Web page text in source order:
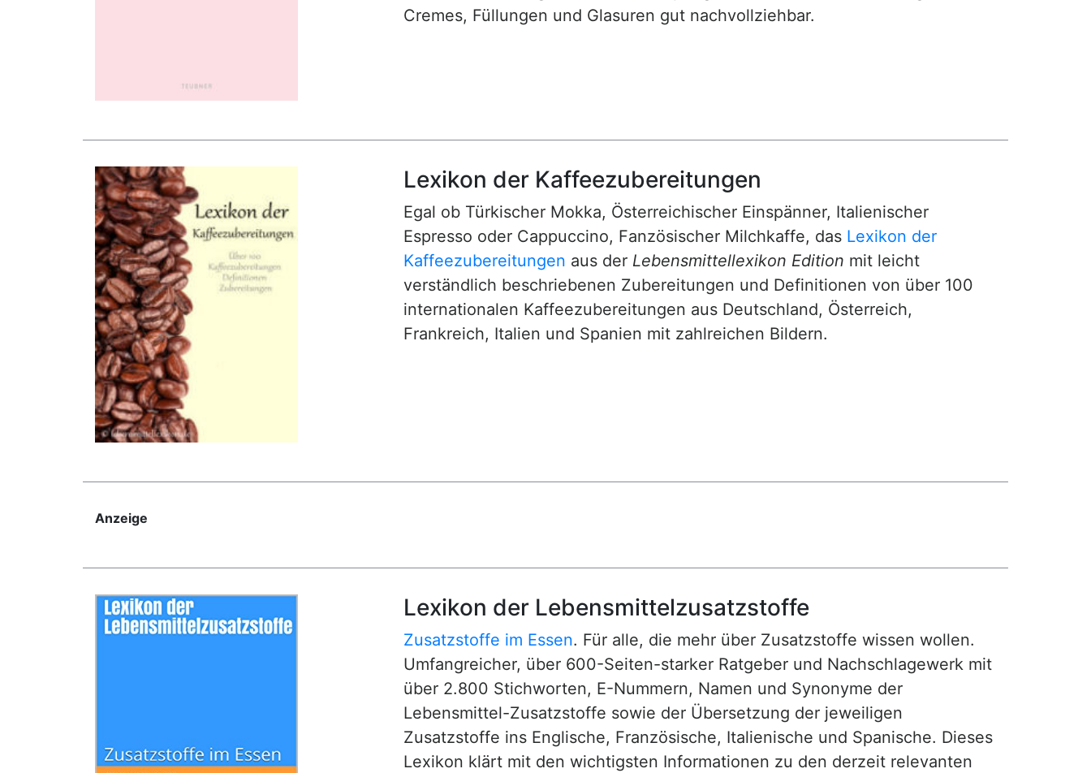
Cremes, Füllungen und Glasuren gut nachvollziehbar.
Lexikon der Kaffeezubereitungen
Egal ob Türkischer Mokka, Österreichischer Einspänner, Italienischer
Espresso oder Cappuccino, Fanzösischer Milchkaffe, das Lexikon der
Kaffeezubereitungen aus der Lebensmittellexikon Edition mit leicht
verständlich beschriebenen Zubereitungen und Definitionen von über 100
internationalen Kaffeezubereitungen aus Deutschland, Österreich,
Frankreich, Italien und Spanien mit zahlreichen Bildern.
Anzeige
Lexikon der Lebensmittelzusatzstoffe
Zusatzstoffe im Essen. Für alle, die mehr über Zusatzstoffe wissen wollen.
Umfangreicher, über 600-Seiten-starker Ratgeber und Nachschlagewerk mit
über 2.800 Stichworten, E-Nummern, Namen und Synonyme der
Lebensmittel-Zusatzstoffe sowie der Übersetzung der jeweiligen
Zusatzstoffe ins Englische, Französische, Italienische und Spanische. Dieses
Lexikon klärt mit den wichtigsten Informationen zu den derzeit relevanten